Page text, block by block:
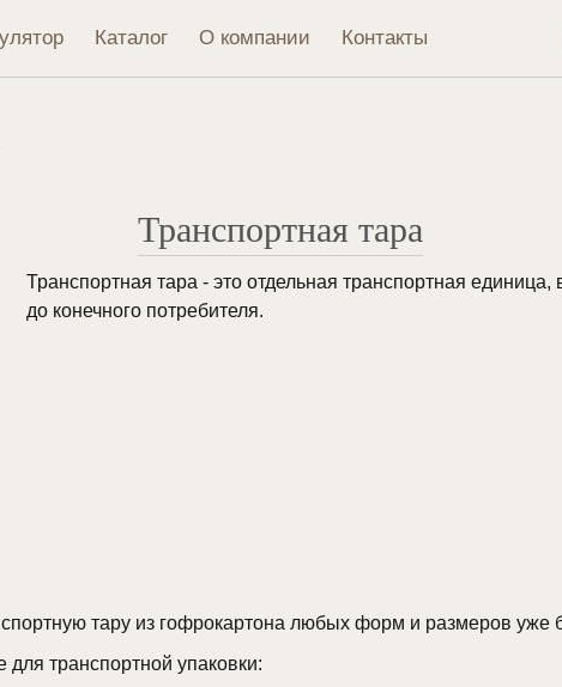
Каталог О компании Контакты
Транспортная тара
Транспортная тара - это отдельная транспортная
до конечного потребителя.
тару из гофрокартона любых форм и размеров уже
транспортной упаковки: